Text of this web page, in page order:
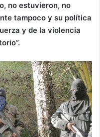
no estuvieron, no
tampoco y su política
y de la violencia